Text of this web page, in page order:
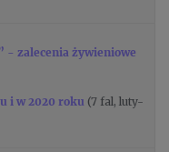
- zalecenia żywieniowe
i w 2020 roku (7 fal, luty-